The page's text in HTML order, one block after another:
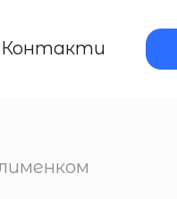
Контакти